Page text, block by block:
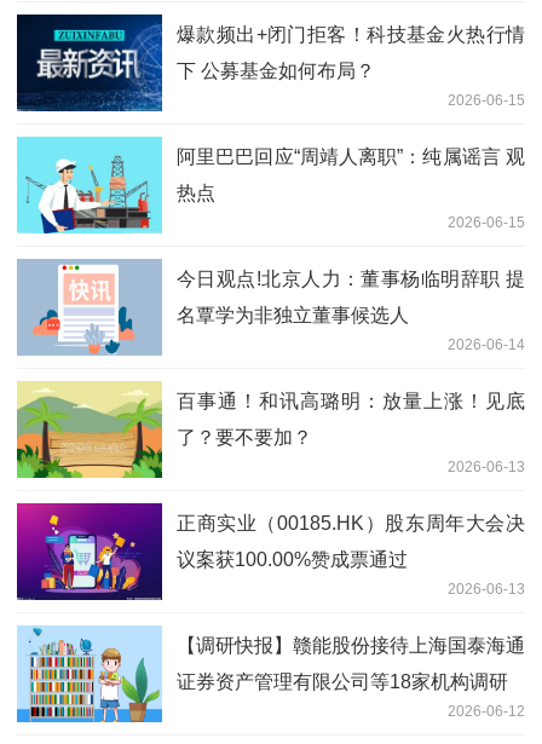
爆款频出+闭门拒客！科技基金火热行情
下 公募基金如何布局？
2026-06-15
阿里巴巴回应“周靖人离职”：纯属谣言 观
热点
2026-06-15
今日观点!北京人力：董事杨临明辞职 提
名覃学为非独立董事候选人
2026-06-14
百事通！和讯高璐明：放量上涨！见底
了？要不要加？
2026-06-13
正商实业（00185.HK）股东周年大会决
议案获100.00%赞成票通过
2026-06-13
【调研快报】赣能股份接待上海国泰海通
证券资产管理有限公司等18家机构调研
2026-06-12